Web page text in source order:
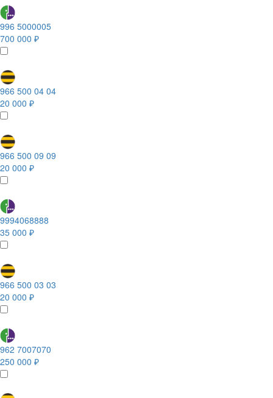
996 5000005
700 000 ₽
966 500 04 04
20 000 ₽
966 500 09 09
20 000 ₽
9994068888
35 000 ₽
966 500 03 03
20 000 ₽
962 7007070
250 000 ₽